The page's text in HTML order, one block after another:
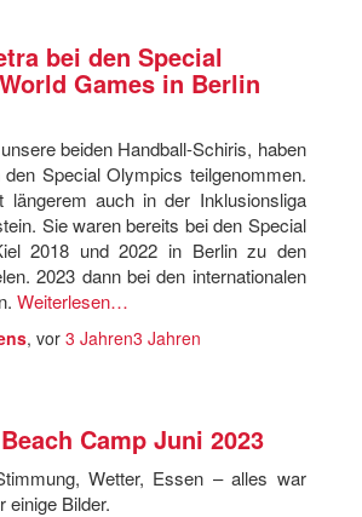
bei den Special
Games in Berlin
beiden Handball-Schiris, haben
Special Olympics teilgenommen.
längerem auch in der Inklusionsliga
Sie waren bereits bei den Special
2018 und 2022 in Berlin zu den
2023 dann bei den internationalen
Weiterlesen…
, vor 3 Jahren3 Jahren
Camp Juni 2023
Wetter, Essen – alles war
einige Bilder.